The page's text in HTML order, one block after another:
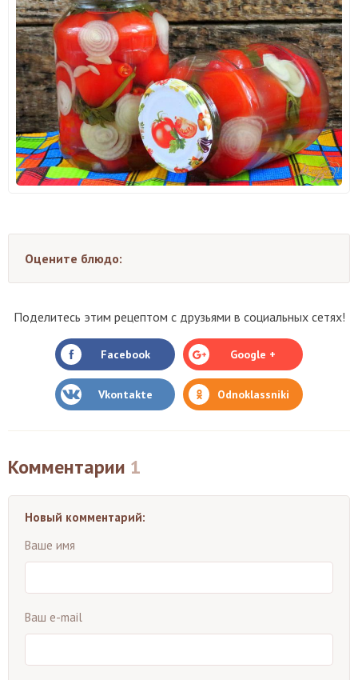
Оцените блюдо:
Поделитесь этим рецептом с друзьями в социальных сетях!
Facebook Google +
Vkontakte Odnoklassniki
Комментарии 1
Новый комментарий:
Ваше имя
Ваш e-mail